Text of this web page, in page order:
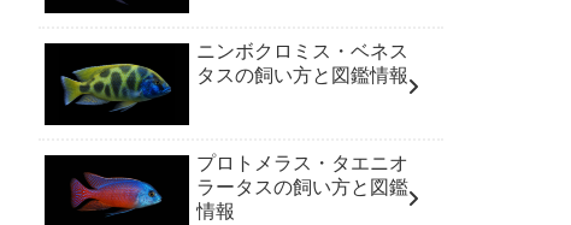
ニンボクロミス・ベネス
タスの飼い方と図鑑情報
プロトメラス・タエニオ
ラータスの飼い方と図鑑
情報